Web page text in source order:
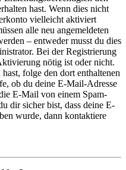
hast. Wenn dies nicht
vielleicht aktiviert
alle neu angemeldeten
– entweder musst du dies
Bei der Registrierung
nötig ist oder nicht.
folge den dort enthaltenen
ob du deine E-Mail-Adresse
E-Mail von einem Spam-
dir sicher bist, dass deine E-
wurde, dann kontaktiere